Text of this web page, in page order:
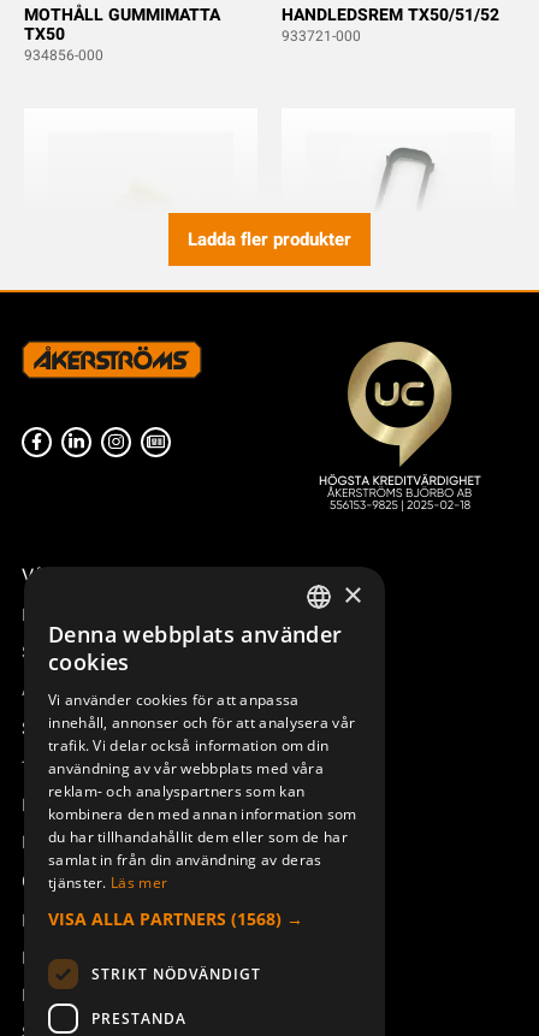
MOTHÅLL GUMMIMATTA
TX50
934856-000
HANDLEDSREM TX50/51/52
933721-000
TRYCKSTRÖMSTÄLLARE 8-9-
10B
BUMPER TX50/51/52
933590-000
BÄLTESFÄSTE KIT CLIPON
TX50-54
934158-000
RADIO MODUL TRX BQ
800MHz
947966-863
Ladda fler produkter
Våra radiostyrningar – översikt
Remotus
Sesam
Access_Ctrl
Support
Teknisk support
Boka service
Manualer och videoinstruktioner
Om Åkerströms
Kontakt
Nyheter
Pressrum
SWEDISH
DEUTSCH
×
Denna webbplats använder
cookies
Vi använder cookies för att anpassa
innehåll, annonser och för att analysera vår
trafik. Vi delar också information om din
användning av vår webbplats med våra
reklam- och analyspartners som kan
kombinera den med annan information som
du har tillhandahållit dem eller som de har
samlat in från din användning av deras
tjänster. Läs mer
VISA ALLA PARTNERS (1568) →
STRIKT NÖDVÄNDIGT
PRESTANDA